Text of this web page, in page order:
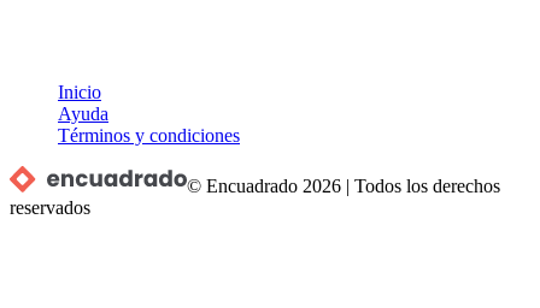
Inicio
Ayuda
Términos y condiciones
© Encuadrado 2026 |Todos los derechos
reservados